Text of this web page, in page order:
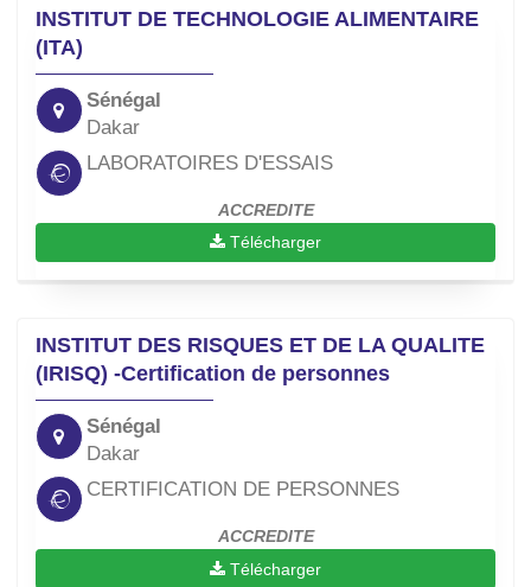
INSTITUT DE TECHNOLOGIE ALIMENTAIRE
(ITA)
Sénégal
Dakar
LABORATOIRES D'ESSAIS
ACCREDITE
Télécharger
INSTITUT DES RISQUES ET DE LA QUALITE
(IRISQ) -Certification de personnes
Sénégal
Dakar
CERTIFICATION DE PERSONNES
ACCREDITE
Télécharger